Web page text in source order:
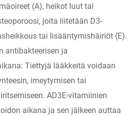
(A), heikot luut tai
joita liitetään D3-
tai lisääntymishäiriöt (E).
antibakteerisen ja
Tiettyjä lääkkeitä voidaan
imeytymisen tai
AD3E-vitamiinien
aikana ja sen jälkeen auttaa